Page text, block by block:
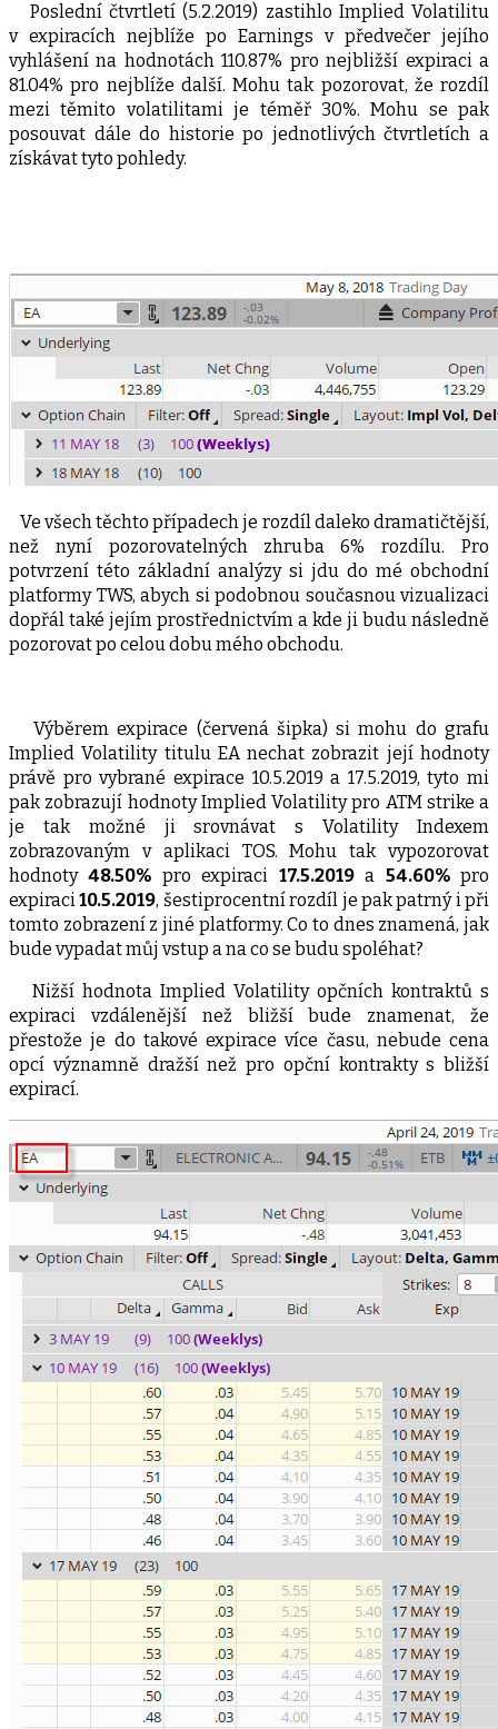
Poslední čtvrtletí (5.2.2019) zastihlo Implied Volatilitu
v expiracích nejblíže po Earnings v předvečer jejího
vyhlášení na hodnotách 110.87% pro nejbližší expiraci a
81.04% pro nejblíže další. Mohu tak pozorovat, že rozdíl
mezi těmito volatilitami je téměř 30%. Mohu se pak
posouvat dále do historie po jednotlivých čtvrtletích a
získávat tyto pohledy.
Ve všech těchto případech je rozdíl daleko dramatičtější,
než nyní pozorovatelných zhruba 6% rozdílu. Pro
potvrzení této základní analýzy si jdu do mé obchodní
platformy TWS, abych si podobnou současnou vizualizaci
dopřál také jejím prostřednictvím a kde ji budu následně
pozorovat po celou dobu mého obchodu.
Výběrem expirace (červená šipka) si mohu do grafu
Implied Volatility titulu EA nechat zobrazit její hodnoty
právě pro vybrané expirace 10.5.2019 a 17.5.2019, tyto mi
pak zobrazují hodnoty Implied Volatility pro ATM strike a
je tak možné ji srovnávat s Volatility Indexem
zobrazovaným v aplikaci TOS. Mohu tak vypozorovat
hodnoty48.50% pro expiraci 17.5.2019a 54.60%pro
expiraci10.5.2019, šestiprocentní rozdíl je pak patrný i při
tomto zobrazení z jiné platformy. Co to dnes znamená, jak
bude vypadat můj vstup a na co se budu spoléhat?
Nižší hodnota Implied Volatility opčních kontraktů s
expiraci vzdálenější než bližší bude znamenat, že
přestože je do takové expirace více času, nebude cena
opcí významně dražší než pro opční kontrakty s bližší
expirací.